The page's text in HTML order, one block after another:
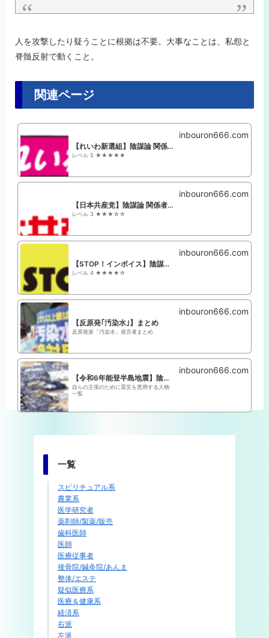
人を攻撃したり疑うことに根拠は不要。大事なことは、私怨と
脊髄反射で動くこと。
関連ページ
【れいわ新選組】陰謀論 関係者+支持者まとめ
レベル 5 ★★★★★
inbouron666.com
【日本共産党】陰謀論 関係者+支持者まとめ
レベル 3 ★★★☆☆
inbouron666.com
【STOP！インボイス】陰謀論 関係者まとめ
レベル 4 ★★★★☆
inbouron666.com
【反原発｢汚染水｣】まとめ
反原発派「汚染水」発言者まとめ
inbouron666.com
【令和6年能登半島地震】陰謀論+政治利用まとめ
自らの主張のために震災を悪用する人物
一覧
inbouron666.com
一覧
スピリチュアル系
農業系
医学研究者
薬剤師/製薬/販売
歯科医師
医師
医療従事者
接骨院/鍼灸院/あんま
整体/エステ
疑似医療系
医療＆健康系
経済系
右派
左派